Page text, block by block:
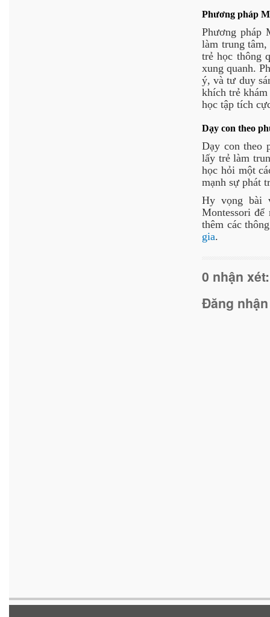
Phương pháp
Phương pháp
làm trung
trẻ học thông
xung quanh.
ý, và tư duy
khích trẻ
học tập tích
Dạy con theo
Dạy con theo
lấy trẻ làm
học hỏi một
mạnh sự phát
Hy vọng bài
Montessori
thêm các
gia.
0 nhận xét:
Đăng